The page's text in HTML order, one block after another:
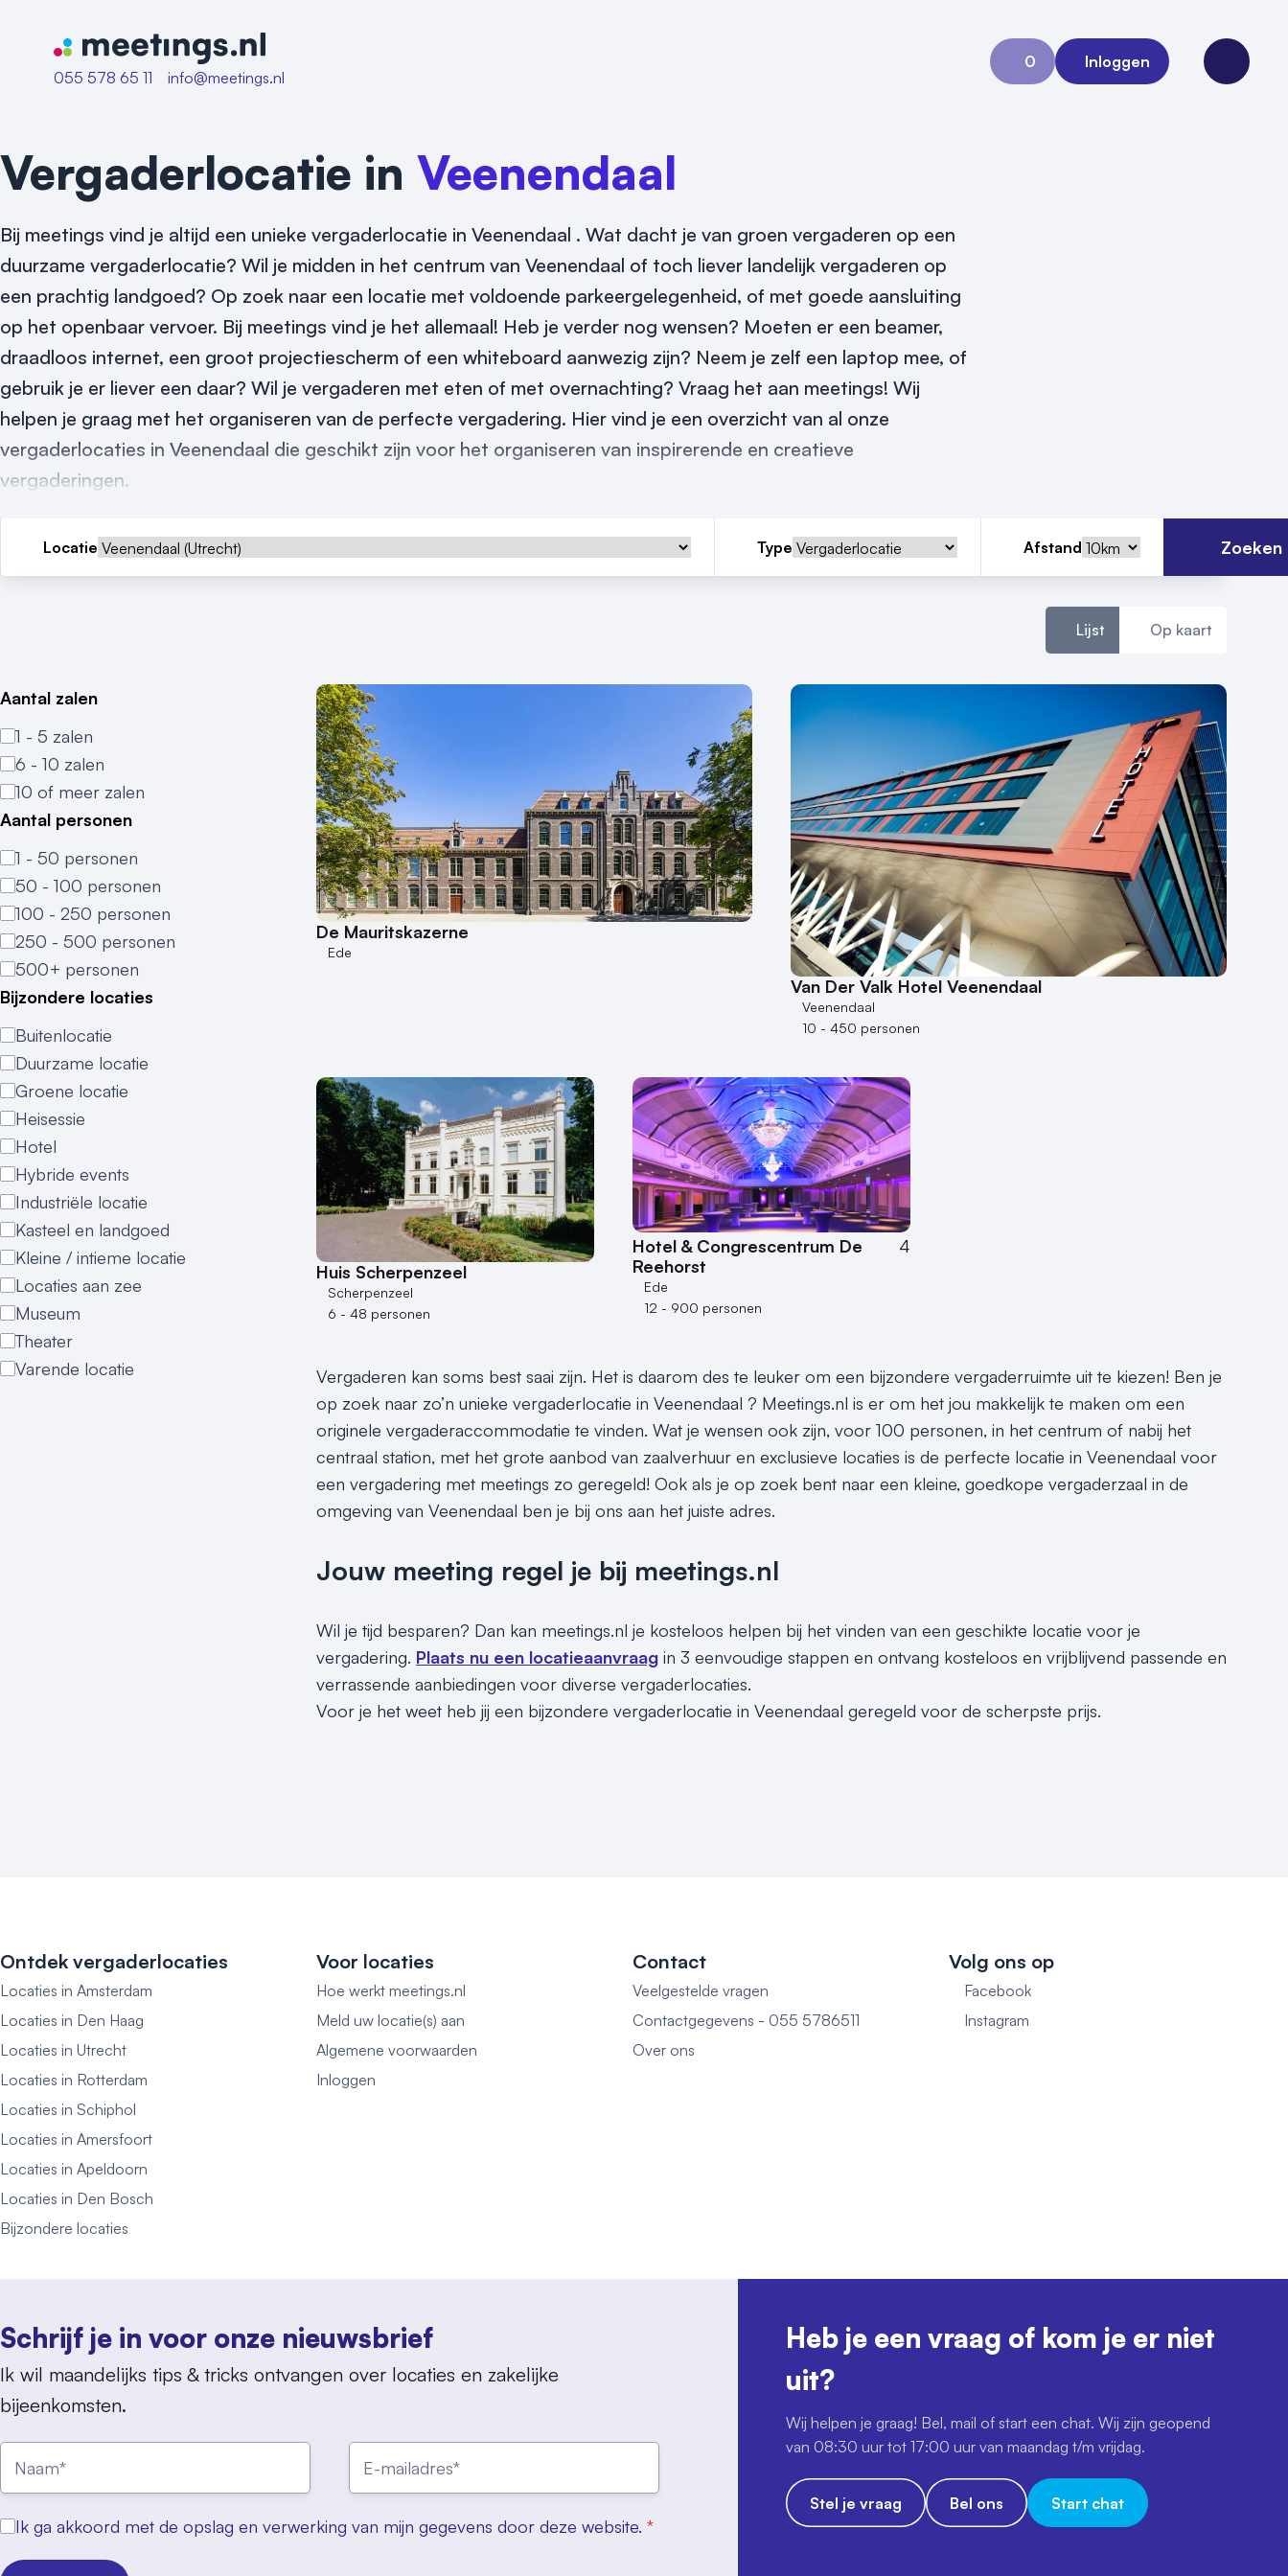
Naar home van Meetings
055 578 65 11
info@meetings.nl
0
Aanvraag 0
Inloggen
Open
Vergaderlocatie in Veenendaal
Bij meetings vind je altijd een unieke vergaderlocatie in Veenendaal . Wat dacht je van groen vergaderen op een
duurzame vergaderlocatie? Wil je midden in het centrum van Veenendaal of toch liever landelijk vergaderen op
een prachtig landgoed? Op zoek naar een locatie met voldoende parkeergelegenheid, of met goede aansluiting
op het openbaar vervoer. Bij meetings vind je het allemaal! Heb je verder nog wensen? Moeten er een beamer,
draadloos internet, een groot projectiescherm of een whiteboard aanwezig zijn? Neem je zelf een laptop mee, of
gebruik je er liever een daar? Wil je vergaderen met eten of met overnachting? Vraag het aan meetings! Wij
helpen je graag met het organiseren van de perfecte vergadering. Hier vind je een overzicht van al onze
vergaderlocaties in Veenendaal die geschikt zijn voor het organiseren van inspirerende en creatieve
vergaderingen.
Locatie Type Afstand Zoeken
Lijst Op kaart
Aantal zalen
1 - 5 zalen
6 - 10 zalen
10 of meer zalen
Aantal personen
1 - 50 personen
50 - 100 personen
100 - 250 personen
250 - 500 personen
500+ personen
Bijzondere locaties
Buitenlocatie
Duurzame locatie
Groene locatie
Heisessie
Hotel
Hybride events
Industriële locatie
Kasteel en landgoed
Kleine / intieme locatie
Locaties aan zee
Museum
Theater
Varende locatie
De Mauritskazerne
Ede
Van Der Valk Hotel Veenendaal
Veenendaal
10 - 450 personen
Huis Scherpenzeel
Scherpenzeel
6 - 48 personen
Hotel & Congrescentrum De
Reehorst
4
Ede
12 - 900 personen
Vergaderen kan soms best saai zijn. Het is daarom des te leuker om een bijzondere vergaderruimte uit te kiezen! Ben je
op zoek naar zo’n unieke vergaderlocatie in Veenendaal ? Meetings.nl is er om het jou makkelijk te maken om een
originele vergaderaccommodatie te vinden. Wat je wensen ook zijn, voor 100 personen, in het centrum of nabij het
centraal station, met het grote aanbod van zaalverhuur en exclusieve locaties is de perfecte locatie in Veenendaal voor
een vergadering met meetings zo geregeld! Ook als je op zoek bent naar een kleine, goedkope vergaderzaal in de
omgeving van Veenendaal ben je bij ons aan het juiste adres.
Jouw meeting regel je bij meetings.nl
Wil je tijd besparen? Dan kan meetings.nl je kosteloos helpen bij het vinden van een geschikte locatie voor je
vergadering. Plaats nu een locatieaanvraag in 3 eenvoudige stappen en ontvang kosteloos en vrijblijvend passende en
verrassende aanbiedingen voor diverse vergaderlocaties.
Voor je het weet heb jij een bijzondere vergaderlocatie in Veenendaal geregeld voor de scherpste prijs.
Ontdek vergaderlocaties
Locaties in Amsterdam
Locaties in Den Haag
Locaties in Utrecht
Locaties in Rotterdam
Locaties in Schiphol
Locaties in Amersfoort
Locaties in Apeldoorn
Locaties in Den Bosch
Bijzondere locaties
Voor locaties
Hoe werkt meetings.nl
Meld uw locatie(s) aan
Algemene voorwaarden
Inloggen
Contact
Veelgestelde vragen
Contactgegevens - 055 5786511
Over ons
Volg ons op
Facebook
Instagram
Schrijf je in voor onze nieuwsbrief
Ik wil maandelijks tips & tricks ontvangen over locaties en zakelijke
bijeenkomsten.
Ik ga akkoord met de opslag en verwerking van mijn gegevens door deze website. *
Heb je een vraag of kom je er niet
uit?
Wij helpen je graag! Bel, mail of start een chat. Wij zijn geopend
van 08:30 uur tot 17:00 uur van maandag t/m vrijdag.
Stel je vraag Bel ons Start chat